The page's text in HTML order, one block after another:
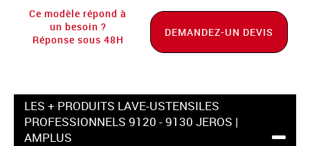
Ce modèle répond à
un besoin ?
Réponse sous 48H
DEMANDEZ-UN DEVIS
LES + PRODUITS LAVE-USTENSILES
PROFESSIONNELS 9120 - 9130 JEROS |
AMPLUS